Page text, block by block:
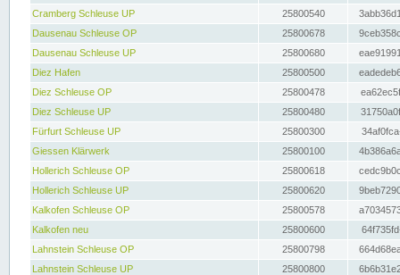
Cramberg Schleuse UP
25800540
Dausenau Schleuse OP
25800678
Dausenau Schleuse UP
25800680
Diez Hafen
25800500
Diez Schleuse OP
25800478
Diez Schleuse UP
25800480
Fürfurt Schleuse UP
25800300
Giessen Klärwerk
25800100
Hollerich Schleuse OP
25800618
Hollerich Schleuse UP
25800620
Kalkofen Schleuse OP
25800578
Kalkofen neu
25800600
Lahnstein Schleuse OP
25800798
Lahnstein Schleuse UP
25800800